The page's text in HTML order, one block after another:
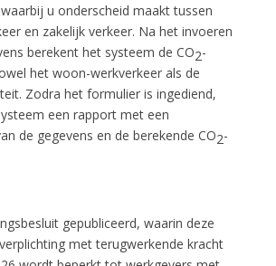
u onderscheid maakt tussen
en zakelijk verkeer. Na het invoeren
berekent het systeem de CO2-
het woon-werkverkeer als de
Zodra het formulier is ingediend,
een rapport met een
de gegevens en de berekende CO2-
gepubliceerd, waarin deze
met terugwerkende kracht